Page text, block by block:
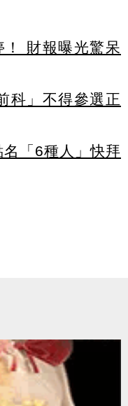
！ 財報曝光驚呆
科」不得參選正
「6種人」快拜